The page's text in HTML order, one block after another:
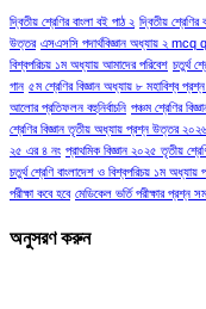
দ্বিতীয় শ্রেণির বাংলা বই পাঠ ২ দ্বিতীয়
উত্তর এসএসসি পদার্থবিজ্ঞান অধ্যায় ২
বিশ্বপরিচয় ১ম অধ্যায় আমাদের পরিবেশ চতুর্থ
গান ৫ম শ্রেণির বিজ্ঞান অধ্যায় ৮ মহাবিশ্ব
আলোর প্রতিফলন বহুনির্বাচনি পঞ্চম শ্রেণির
শ্রেণির বিজ্ঞান তৃতীয় অধ্যায় প্রশ্ন উত্তর ২০২৬
২৫ এর ৪ নং প্রাথমিক বিজ্ঞান ২০২৫ তৃতীয়
চতুর্থ শ্রেণি বাংলাদেশ ও বিশ্বপরিচয় ১ম
পরীক্ষা কবে হবে মেডিকেল ভর্তি পরীক্ষার প্রশ্ন
অনুসরণ করুন